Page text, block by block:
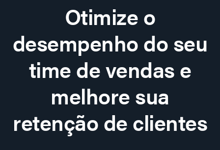
Otimize o
desempenho do seu
time de vendas e
melhore sua
retenção de clientes